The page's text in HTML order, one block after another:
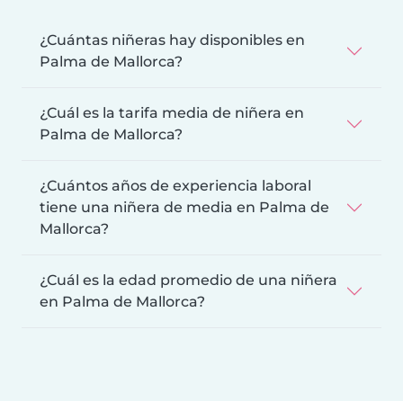
¿Cuántas niñeras hay disponibles en
Palma de Mallorca?
¿Cuál es la tarifa media de niñera en
Palma de Mallorca?
¿Cuántos años de experiencia laboral
tiene una niñera de media en Palma de
Mallorca?
¿Cuál es la edad promedio de una niñera
en Palma de Mallorca?